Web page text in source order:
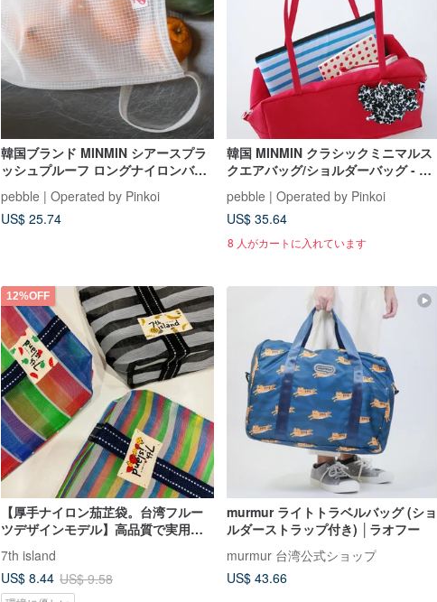
韓国ブランド MINMIN シアースプラ
ッシュプルーフ ロングナイロンバッ
イト
pebble | Operated by Pinkoi
US$ 25.74
韓国 MINMIN クラシックミニマルス
クエアバッグ/ショルダーバッグ - 選
pebble | Operated by Pinkoi
US$ 35.64
8 人がカートに入れています
12%OFF
【厚手ナイロン茄芷袋。台湾フルー
ツデザインモデル】高品質で実用
的。可愛らしくておしゃれ。最高の
贈り物。
7th island
US$ 8.44 US$ 9.58
murmur ライトトラベルバッグ (ショ
ルダーストラップ付き) │ラオフー
murmur 台湾公式ショップ
US$ 43.66